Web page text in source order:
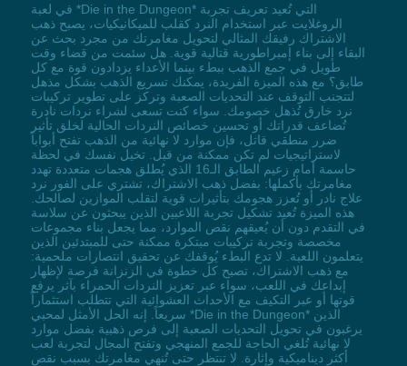
في لعبة *Die in the Dungeon* التي تُعيد تعريف تجربة
الروغلايت عبر استخدام النرد كقلب للميكانيكيات، يصبح ذهب
الاشتراك رفيقك المثالي لتحويل مغامرتك من مجرد بحث عن
البقاء إلى بناء إمبراطورية قتالية قوية. هل سئمت من قضاء وقت
طويل في جمع الذهب ببطء بينما الأعداء يزدادون قوة مع كل
طابق؟ مع هذه الميزة الفريدة، يمكنك تسريع الذهب بشكل مذهل
لتتجنب التوقف عند التحديات الصعبة وتركز على تطوير تركيبات
نرد خارق تُذهل خصومك. سواء كنت تسعى لشراء نردات نادرة
تُضاعف قدراتك أو تحسين خصائص النردات الحالية لخلق تأثير
ضرر منطقي قاتل، فإن موارد لا نهائية من الذهب تفتح أبواباً
لاستراتيجيات لم تكن ممكنة من قبل. تخيل نفسك في لحظة
حاسمة أمام زعيم الطابق الـ16 الذي يُطلق هجمات متعددة تهدد
مغامرتك بأكملها: بفضل ذهب الاشتراك، تشتري على الفور نرد
علاج نادر أو تُعزز هجومك بتأثيرات قوية لتقلب الموازين لصالحك.
هذه الميزة تُعيد تشكيل تجربة اللاعبين الذين يبحثون عن سلاسة
في التقدم دون أن يُعيقهم نقص الموارد، مما يجعل بناء مجموعات
مخصصة وتجربة تركيبات مبتكرة ممكنة حتى للمبتدئين الذين
يتعلمون اللعبة. لا تدع البطء يُوقفك عن تحقيق انتصارات ملحمية:
مع ذهب الاشتراك، تصبح كل خطوة في الزنزانة فرصة لإظهار
إبداعك في اللعب، سواء عبر تعزيز النردات الحمراء بآثر يرفع
قوتها أو عبر التكيف مع الأحداث العشوائية التي تتطلب استثماراً
سريعاً. إنه الحل الأمثل لمحبي *Die in the Dungeon* الذين
يرغبون في تحويل التحديات الصعبة إلى فرص ذهبية بفضل موارد
لا نهائية تُلغي الحاجة للجمع المنهجي وتفتح المجال لتجربة لعب
أكثر ديناميكية وإثارة. لا تنتظر حتى تُنهي مغامرتك بسبب نقص